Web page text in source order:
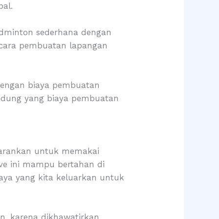
sederhana dengan
pembuatan lapangan
biaya pembuatan
yang biaya pembuatan
untuk memakai
ini mampu bertahan di
yang kita keluarkan untuk